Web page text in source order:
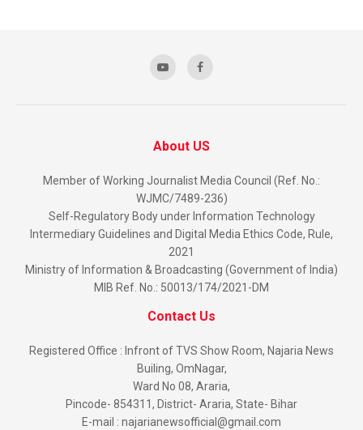
About US
Member of Working Journalist Media Council (Ref. No.:
WJMC/7489-236)
Self-Regulatory Body under Information Technology
Intermediary Guidelines and Digital Media Ethics Code, Rule,
2021
Ministry of Information & Broadcasting (Government of India)
MIB Ref. No.: 50013/174/2021-DM
Contact Us
Registered Office : Infront of TVS Show Room, Najaria News
Builing, OmNagar,
Ward No 08, Araria,
Pincode- 854311, District- Araria, State- Bihar
E-mail : najarianewsofficial@gmail.com